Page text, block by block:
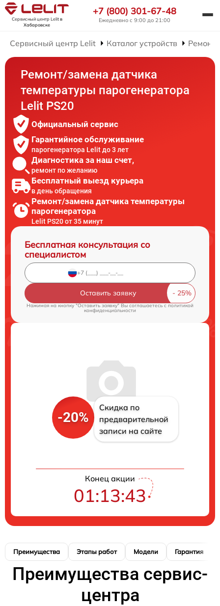
Сервисный центр Lelitв
Хабаровске
+7 (800) 301-67-48
Ежедневно с 9:00 до 21:00
Сервисный центр Lelit Каталог устройств Ремонт
Ремонт/замена датчика
температуры парогенератора
Lelit PS20
Официальный сервис
Гарантийное обслуживание
парогенератора Lelit до 3 лет
Диагностика за наш счет,
ремонт по желанию
Бесплатный выезд курьера
в день обращения
Ремонт/замена датчика температуры
парогенератора
Lelit PS20 от 35 минут
Бесплатная консультация со
специалистом
Оставить заявку
Нажимая на кнопку "Оставить заявку" Вы соглашаетесь cполитикой
конфиденциальности
-20%
Скидка по
предварительной
записи на сайте
Конец акции
01:13:42
Преимущества Этапы работ Модели Гарантия
Преимущества сервис-
центра